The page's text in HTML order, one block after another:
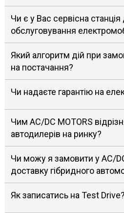
Чи є у Вас сервісна станція
обслуговування
Який алгоритм дій при
на постачання?
Чи надаєте гарантію на
Чим AC/DC MOTORS
автодилерів на ринку?
Чи можу я замовити у AC/
доставку гібридного
Як записатись на Test Drive?